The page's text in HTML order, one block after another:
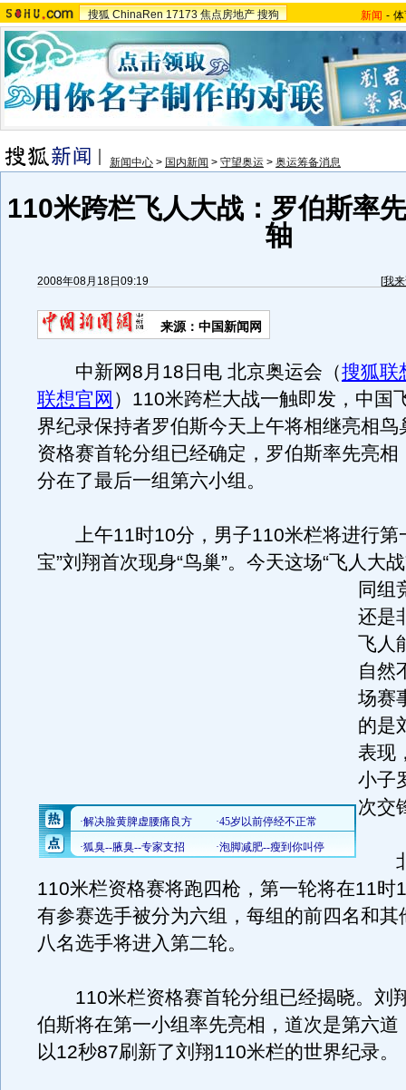
搜狐 ChinaRen 17173 焦点房地产 搜狗 新闻 -
新闻中心 > 国内新闻 > 守望奥运 > 奥运筹备消息
110米跨栏飞人大战：罗伯斯率
轴
2008年08月18日09:19 [我
来源：中国新闻网
中新网8月18日电 北京奥运会（搜狐联
联想官网 ）110米跨栏大战一触即发，中国
界纪录保持者罗伯斯今天上午将相继亮相鸟
资格赛首轮分组已经确定，罗伯斯率先亮相
分在了最后一组第六小组。
上午11时10分，男子110米栏将进行第
宝”刘翔首次现身“鸟巢”。 今天这场“飞人大
同组
还是
飞人
自然
场赛
的是
表现
小子
次交
北
110米栏资格赛将跑四枪，第一轮将在11时
有参赛选手被分为六组，每组的前四名和其
八名选手将进入第二轮。
110米栏资格赛首轮分组已经揭晓。刘
伯斯将在第一小组率先亮相，道次是第六道
以12秒87刷新了刘翔110米栏的世界纪录。